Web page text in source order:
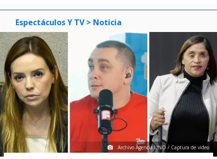
Espectáculos Y TV > Noticia
Archivo Agencia UNO / Captura de video